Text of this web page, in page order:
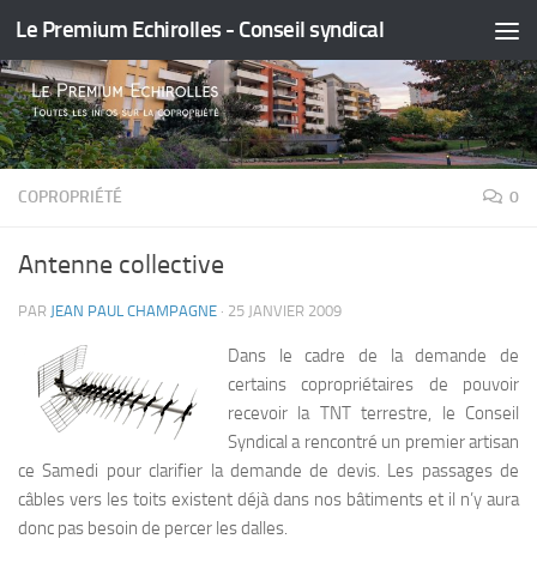
Skip to content
Le Premium Echirolles - Conseil syndical
COPROPRIÉTÉ 0
Antenne collective
PAR JEAN PAUL CHAMPAGNE · 25 JANVIER 2009
Dans le cadre de la demande de
certains copropriétaires de pouvoir
recevoir la TNT terrestre, le Conseil
Syndical a rencontré un premier artisan
ce Samedi pour clarifier la demande de devis. Les passages de
câbles vers les toits existent déjà dans nos bâtiments et il n’y aura
donc pas besoin de percer les dalles.